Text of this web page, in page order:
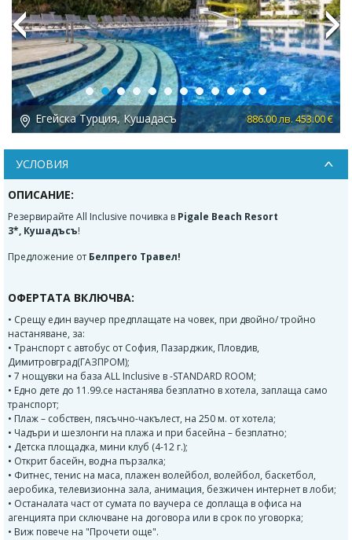
Егейска Турция, Кушадасъ 886.00 лв. 453.00 €
Previous Next
УСЛОВИЯ
ОПИСАНИЕ:
Резервирайте All Inclusive почивка в Pigale Beach Resort
3*, Кушадъсъ!
Предложение от Белпрего Травел!
ОФЕРТАТА ВКЛЮЧВА:
• Срещу един ваучер предплащате на човек, при двойно/ тройно
настаняване, за:
• Транспорт с автобус от София, Пазарджик, Пловдив,
Димитровград(ГАЗПРОМ);
• 7 нощувки на база ALL Inclusive в -STANDARD ROOM;
• Едно дете до 11.99.се настанява безплатно в хотела, заплаща само
транспорт;
• Плаж – собствен, пясъчно-чакълест, на 250 м. от хотела;
• Чадъри и шезлонги на плажа и при басейна – безплатно;
• Детска площадка, мини клуб (4-12 г.);
• Открит басейн, водна пързалка;
• Фитнес, тенис на маса, плажен волейбол, волейбол, баскетбол,
аеробика, телевизионна зала, анимация, безжичен интернет в лоби;
• Останалата част от сумата по ваучера се доплаща в офиса на
агенцията при сключване на договора или в срок по уговорка;
• Виж повече на "Прочети още".